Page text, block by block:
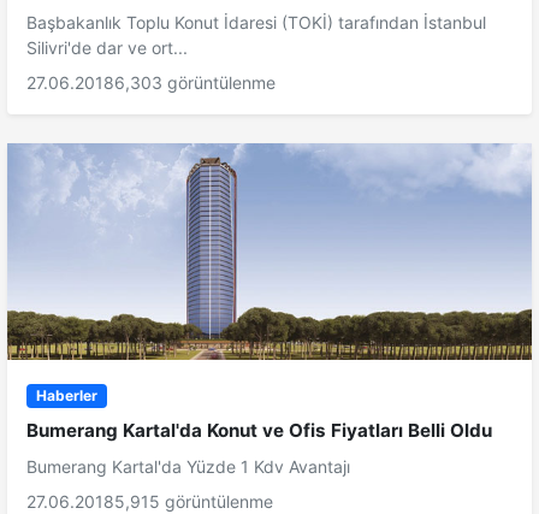
Başbakanlık Toplu Konut İdaresi (TOKİ) tarafından İstanbul
Silivri'de dar ve ort...
27.06.20186,303 görüntülenme
Haberler
Bumerang Kartal'da Konut ve Ofis Fiyatları Belli Oldu
Bumerang Kartal'da Yüzde 1 Kdv Avantajı
27.06.20185,915 görüntülenme